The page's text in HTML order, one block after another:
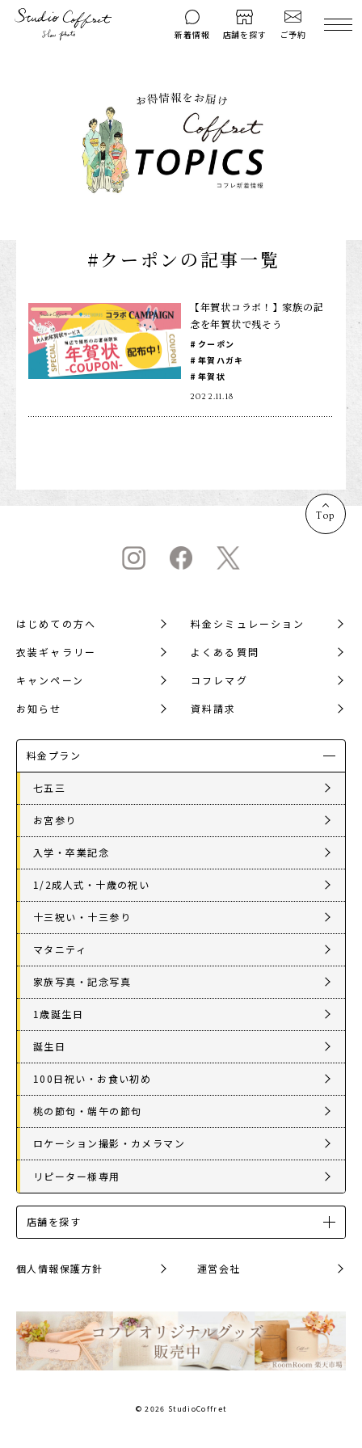
新着情報 店舗を探す ご予約
はじめての方へ 料金シミュレーション
衣装ギャラリー よくある質問
コフレマグ
お宮参り
入学・卒業記念
十三祝い・十三参り
100日祝い・お食い初め
ロケーション撮影・カメラマン
子供の写真撮影・スタジオフォト
赤ちゃん撮影・ベビーフォト
リピーター様専用
店舗を探す
#クーポンの記事一覧
【年賀状コラボ！】家族の記
念を年賀状で残そう
クーポン
年賀ハガキ
年賀状
2022.11.18
Top
はじめての方へ 料金シミュレーション
衣装ギャラリー よくある質問
キャンペーン コフレマグ
お知らせ 資料請求
料金プラン
七五三
お宮参り
入学・卒業記念
1/2成人式・十歳の祝い
十三祝い・十三参り
マタニティ
家族写真・記念写真
1歳誕生日
誕生日
100日祝い・お食い初め
桃の節句・端午の節句
ロケーション撮影・カメラマン
リピーター様専用
店舗を探す
個人情報保護方針 運営会社
© 2026 StudioCoffret